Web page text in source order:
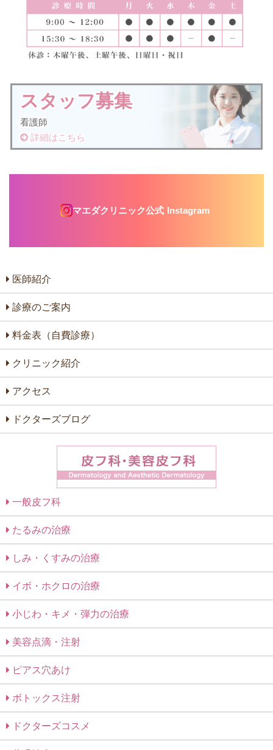
スタッフ募集
看護師
詳細はこちら
マエダクリニック公式 Instagram
医師紹介
診療のご案内
料金表（自費診療）
クリニック紹介
アクセス
ドクターズブログ
一般皮フ科
たるみの治療
しみ・くすみの治療
イボ・ホクロの治療
小じわ・キメ・弾力の治療
美容点滴・注射
ピアス穴あけ
ボトックス注射
ドクターズコスメ